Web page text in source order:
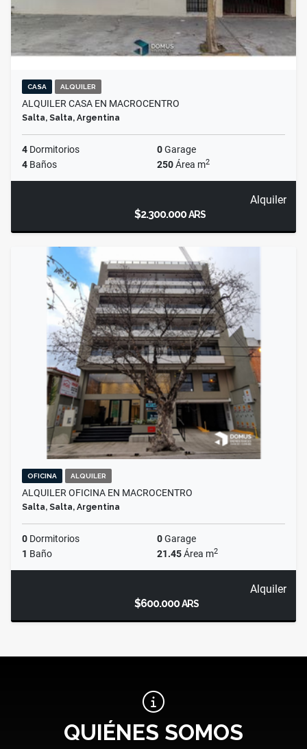
CASA ALQUILER
ALQUILER CASA EN MACROCENTRO
Salta, Salta, Argentina
4 Dormitorios 0Garage
4 Baños 250Área m2
Alquiler
$2.300.000ARS
OFICINA ALQUILER
ALQUILER OFICINA EN MACROCENTRO
Salta, Salta, Argentina
0 Dormitorios 0Garage
1 Baño 21.45Área m2
Alquiler
$600.000ARS
QUIÉNES SOMOS